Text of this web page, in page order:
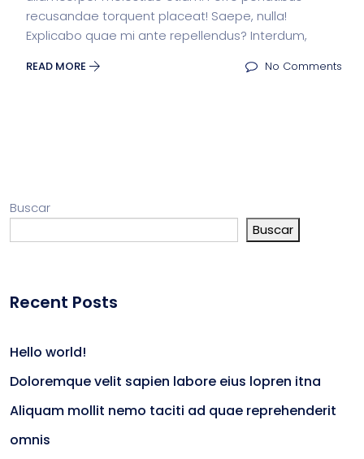
recusandae torquent placeat! Saepe, nulla!
Explicabo quae mi ante repellendus? Interdum,
READ MORE No Comments
Buscar
Buscar
Recent Posts
Hello world!
Doloremque velit sapien labore eius lopren itna
Aliquam mollit nemo taciti ad quae reprehenderit
omnis